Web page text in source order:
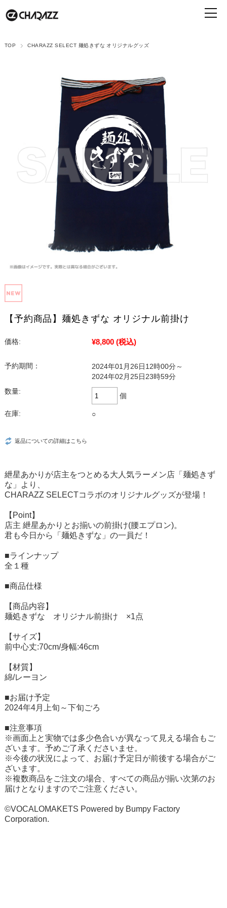
TOP CHARAZZ SELECT 麺処きずな オリジナルグッズ
【予約商品】麺処きずな オリジナル前掛け
価格: ¥8,800 (税込)
予約期間：
2024年01月26日12時00分～
2024年02月25日23時59分
数量:
個
在庫: ○
返品についての詳細はこちら
紲星あかりが店主をつとめる大人気ラーメン店「麺処きず
な」より、
CHARAZZ SELECTコラボのオリジナルグッズが登場！
【Point】
店主 紲星あかりとお揃いの前掛け(腰エプロン)。
君も今日から「麺処きずな」の一員だ！
■ラインナップ
全１種
■商品仕様
【商品内容】
麺処きずな オリジナル前掛け ×1点
【サイズ】
前中心丈:70cm/身幅:46cm
【材質】
綿/レーヨン
■お届け予定
2024年4月上旬～下旬ごろ
■注意事項
※画面上と実物では多少色合いが異なって見える場合もご
ざいます。予めご了承くださいませ。
※今後の状況によって、お届け予定日が前後する場合がご
ざいます。
※複数商品をご注文の場合、すべての商品が揃い次第のお
届けとなりますのでご注意ください。
©VOCALOMAKETS Powered by Bumpy Factory
Corporation.